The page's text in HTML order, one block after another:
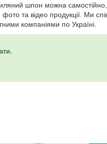
шпон можна
та відео продукції. Ми
компаніями по Україні.